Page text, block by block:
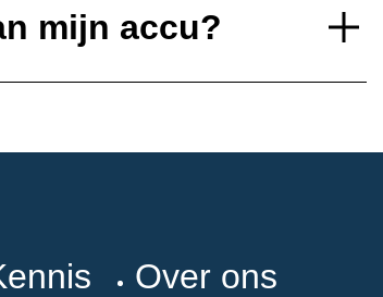
mijn accu?
Over ons